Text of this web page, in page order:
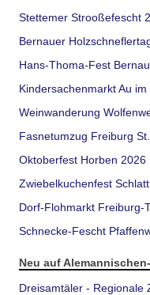
Stettemer Strooßefescht
Bernauer
Hans-Thoma-Fest
Kindersachenmarkt Au
Weinwanderung
Fasnetumzug Freiburg
Oktoberfest Horben 2026
Zwiebelkuchenfest
Dorf-Flohmarkt Freiburg-
Schnecke-Fescht
Neu auf
Dreisamtäler - Regionale